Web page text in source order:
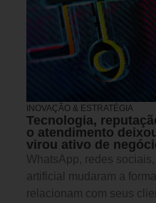
INOVAÇÃO & ESTRATÉGIA
Tecnologia,
o atendimento
virou ativo de
WhatsApp, redes
artificial mudaram a
relacionam com seus